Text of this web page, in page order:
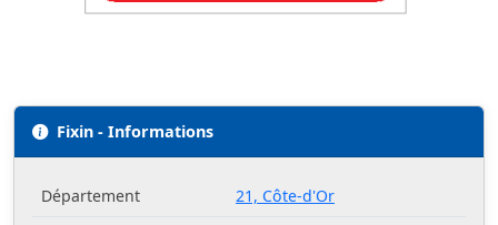
Fixin - Informations
Département
21, Côte-d'Or